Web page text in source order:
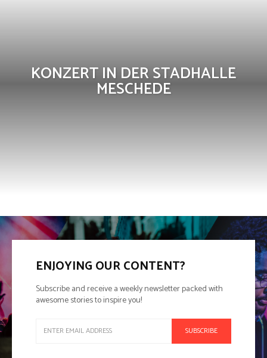
KONZERT IN DER STADHALLE
MESCHEDE
ENJOYING OUR CONTENT?
Subscribe and receive a weekly newsletter packed with
awesome stories to inspire you!
SUBSCRIBE